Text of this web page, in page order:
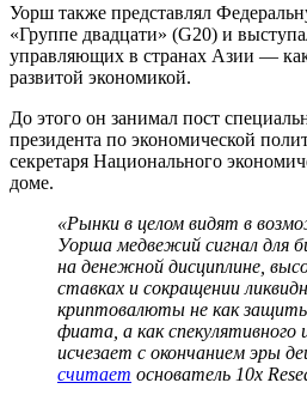
Уорш также представлял
«Группе двадцати» (G20) и
управляющих в странах Азии —
развитой экономикой.
До этого он занимал пост
президента по экономической
секретаря Национального
доме.
«Рынки в целом видят в
Уорша медвежий сигнал для
на денежной дисциплине,
ставках и сокращении
криптовалюты не как
фиата, а как спекулятивного
исчезает с окончанием эры
считает основатель 10x